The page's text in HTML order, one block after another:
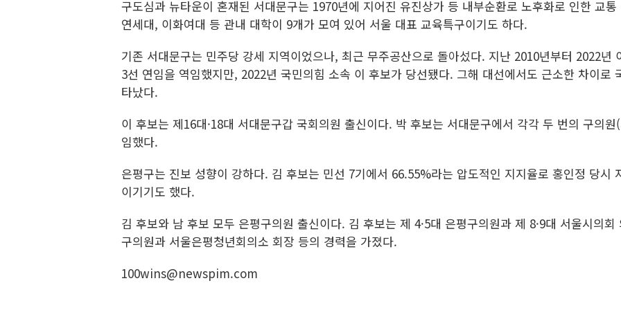
구도심과 뉴타운이 혼재된 서대문구는 1970년에 지어진 유진상가 등 내부순환로 노후화로 인한 교
연세대, 이화여대 등 관내 대학이 9개가 모여 있어 서울 대표 교육특구이기도 하다.
기존 서대문구는 민주당 강세 지역이었으나, 최근 무주공산으로 돌아섰다. 지난 2010년부터 2022년
3선 연임을 역임했지만, 2022년 국민의힘 소속 이 후보가 당선됐다. 그해 대선에서도 근소한 차이로
타났다.
이 후보는 제16대·18대 서대문구갑 국회의원 출신이다. 박 후보는 서대문구에서 각각 두 번의 구의
임했다.
은평구는 진보 성향이 강하다. 김 후보는 민선 7기에서 66.55%라는 압도적인 지지율로 홍인정 당시
이기기도 했다.
김 후보와 남 후보 모두 은평구의원 출신이다. 김 후보는 제 4·5대 은평구의원과 제 8·9대 서울시의
구의원과 서울은평청년회의소 회장 등의 경력을 가졌다.
100wins@newspim.com